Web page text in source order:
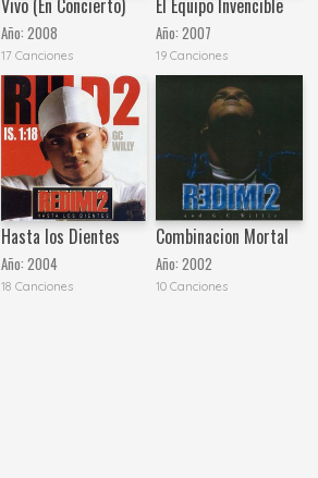
Vivo (En Concierto)
Año: 2008
17 Canciones
El Equipo Invencible
Año:2007
19 Canciones
Hasta los Dientes
Año: 2004
18 Canciones
Combinacion Mortal
Año:2002
10 Canciones